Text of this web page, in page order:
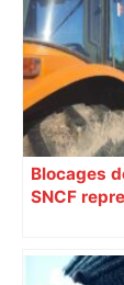
Blocages
SNCF